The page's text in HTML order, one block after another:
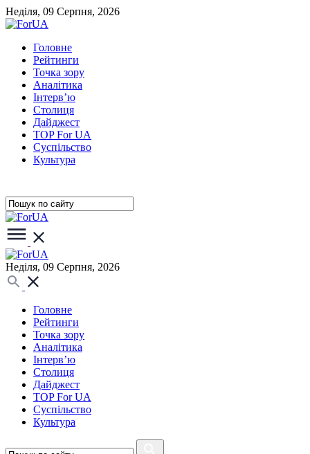
Неділя, 09 Серпня, 2026
Головне
Рейтинги
Точка зору
Аналітика
Інтерв’ю
Столиця
Дайджест
TOP For UA
Суспiльство
Культура
Неділя, 09 Серпня, 2026
Головне
Рейтинги
Точка зору
Аналітика
Інтерв’ю
Столиця
Дайджест
TOP For UA
Суспiльство
Культура